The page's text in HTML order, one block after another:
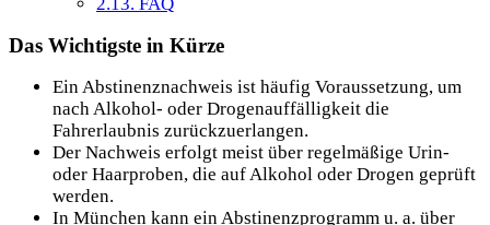
Das Wichtigste in Kürze
Ein Abstinenznachweis ist häufig Voraussetzung, um
nach Alkohol- oder Drogenauffälligkeit die
Fahrerlaubnis zurückzuerlangen.
Der Nachweis erfolgt meist über regelmäßige Urin-
oder Haarproben, die auf Alkohol oder Drogen geprüft
werden.
In München kann ein Abstinenzprogramm u. a. über